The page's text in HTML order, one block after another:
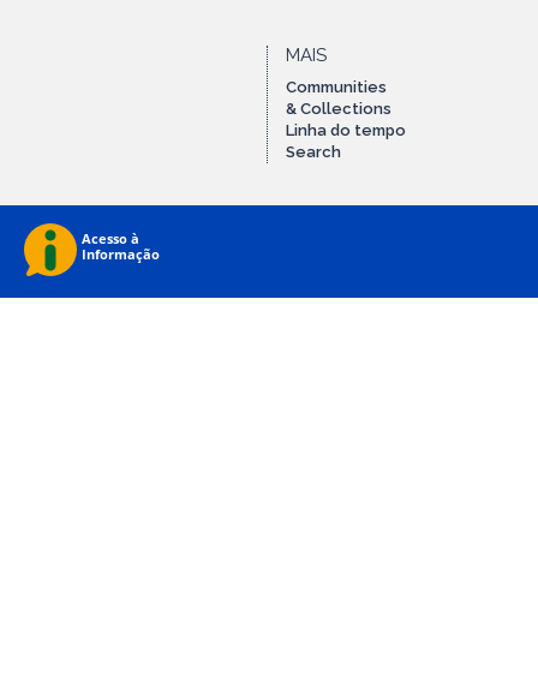
MAIS
Communities
& Collections
Linha do tempo
Search